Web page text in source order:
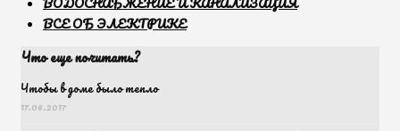
ВСЕ ОБ ЭЛЕКТРИКЕ
Что еще почитать?
Чтобы в доме было тепло
17.06.2017